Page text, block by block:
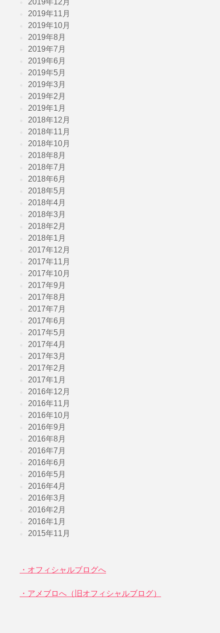
2019年12月
2019年11月
2019年10月
2019年8月
2019年7月
2019年6月
2019年5月
2019年3月
2019年2月
2019年1月
2018年12月
2018年11月
2018年10月
2018年8月
2018年7月
2018年6月
2018年5月
2018年4月
2018年3月
2018年2月
2018年1月
2017年12月
2017年11月
2017年10月
2017年9月
2017年8月
2017年7月
2017年6月
2017年5月
2017年4月
2017年3月
2017年2月
2017年1月
2016年12月
2016年11月
2016年10月
2016年9月
2016年8月
2016年7月
2016年6月
2016年5月
2016年4月
2016年3月
2016年2月
2016年1月
2015年11月
・オフィシャルブログへ
・アメブロへ（旧オフィシャルブログ）